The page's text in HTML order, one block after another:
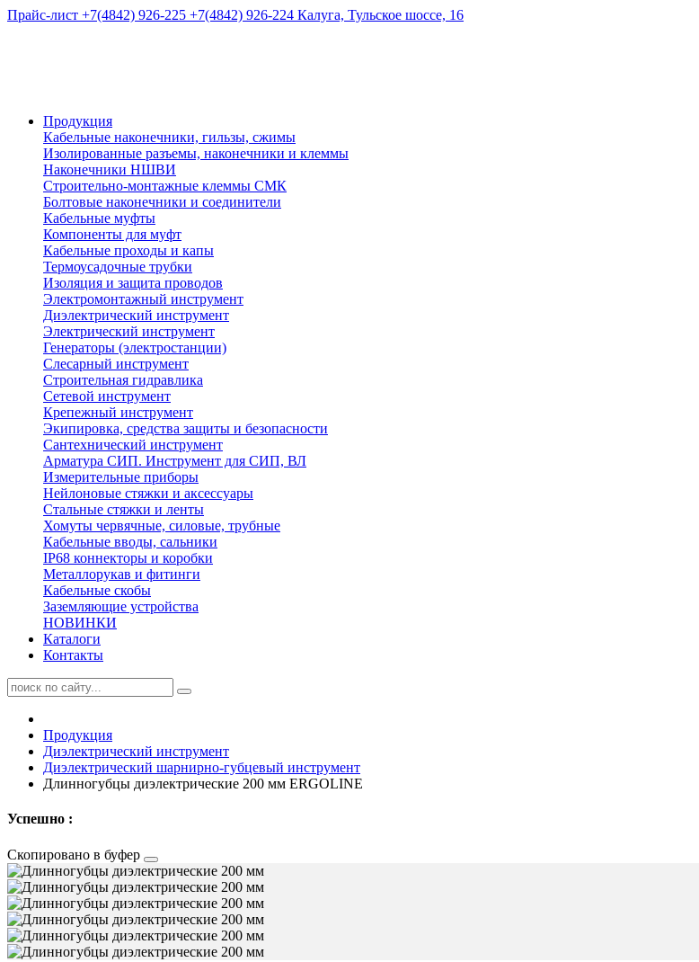
Прайс-лист +7(4842) 926-225 +7(4842) 926-224 Калуга, Тульское шоссе, 16
Продукция
Кабельные наконечники, гильзы, сжимы
Изолированные разъемы, наконечники и клеммы
Наконечники НШВИ
Строительно-монтажные клеммы СМК
Болтовые наконечники и соединители
Кабельные муфты
Компоненты для муфт
Кабельные проходы и капы
Термоусадочные трубки
Изоляция и защита проводов
Электромонтажный инструмент
Диэлектрический инструмент
Электрический инструмент
Генераторы (электростанции)
Слесарный инструмент
Строительная гидравлика
Сетевой инструмент
Крепежный инструмент
Экипировка, средства защиты и безопасности
Сантехнический инструмент
Арматура СИП. Инструмент для СИП, ВЛ
Измерительные приборы
Нейлоновые стяжки и аксессуары
Стальные стяжки и ленты
Хомуты червячные, силовые, трубные
Кабельные вводы, сальники
IP68 коннекторы и коробки
Металлорукав и фитинги
Кабельные скобы
Заземляющие устройства
НОВИНКИ
Каталоги
Контакты
Продукция
Диэлектрический инструмент
Диэлектрический шарнирно-губцевый инструмент
Длинногубцы диэлектрические 200 мм ERGOLINE
Успешно :
Скопировано в буфер